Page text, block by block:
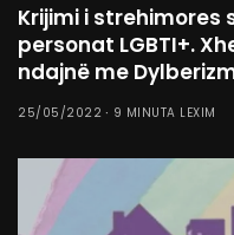
Krijimi i strehimores
personat LGBTI+.
ndajnë me
25/05/2022 9 MINUTA LEXIM